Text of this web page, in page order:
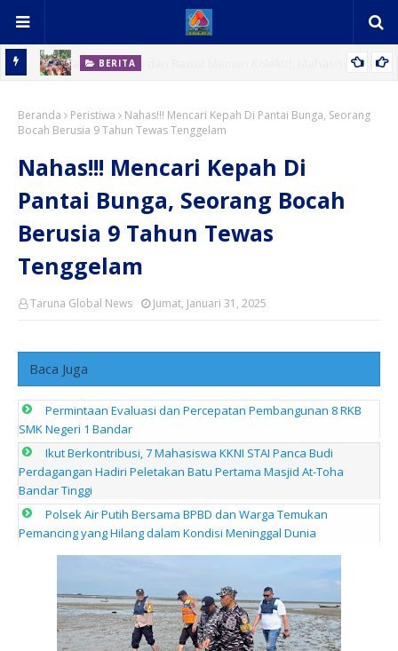
BERITA
Guna Kurangi Ketergantungan Gadget
Beranda Peristiwa
Nahas!!! Mencari Kepah Di Pantai Bunga, Seorang
Bocah Berusia 9 Tahun Tewas Tenggelam
Nahas!!! Mencari Kepah Di
Pantai Bunga, Seorang Bocah
Berusia 9 Tahun Tewas
Tenggelam
Taruna Global News Jumat, Januari 31, 2025
Baca Juga
Permintaan Evaluasi dan Percepatan Pembangunan 8 RKB
SMK Negeri 1 Bandar
Ikut Berkontribusi, 7 Mahasiswa KKNI STAI Panca Budi
Perdagangan Hadiri Peletakan Batu Pertama Masjid At-Toha
Bandar Tinggi
Polsek Air Putih Bersama BPBD dan Warga Temukan
Pemancing yang Hilang dalam Kondisi Meninggal Dunia